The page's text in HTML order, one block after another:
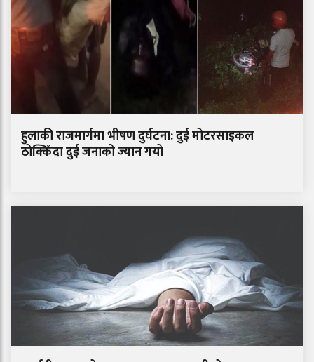
हुलाकी राजमार्गमा भीषण दुर्घटना: दुई मोटरसाइकल
ठोक्किँदा दुई जनाको ज्यान गयो